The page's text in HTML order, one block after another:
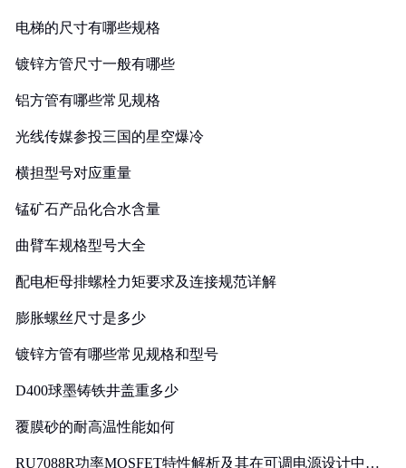
电梯的尺寸有哪些规格
镀锌方管尺寸一般有哪些
铝方管有哪些常见规格
光线传媒参投三国的星空爆冷
横担型号对应重量
锰矿石产品化合水含量
曲臂车规格型号大全
配电柜母排螺栓力矩要求及连接规范详解
膨胀螺丝尺寸是多少
镀锌方管有哪些常见规格和型号
D400球墨铸铁井盖重多少
覆膜砂的耐高温性能如何
RU7088R功率MOSFET特性解析及其在可调电源设计中的